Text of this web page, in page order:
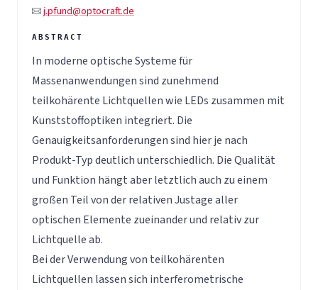
j.pfund@optocraft.de
In moderne optische Systeme für
Massenanwendungen sind zunehmend
teilkohärente Lichtquellen wie LEDs zusammen mit
Kunststoffoptiken integriert. Die
Genauigkeitsanforderungen sind hier je nach
Produkt-Typ deutlich unterschiedlich. Die Qualität
und Funktion hängt aber letztlich auch zu einem
großen Teil von der relativen Justage aller
optischen Elemente zueinander und relativ zur
Lichtquelle ab.
Bei der Verwendung von teilkohärenten
Lichtquellen lassen sich interferometrische